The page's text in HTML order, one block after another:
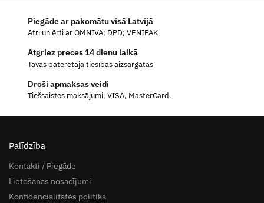
Piegāde ar pakomātu visā Latvijā
Ātri un ērti ar OMNIVA; DPD; VENIPAK
Atgriez preces 14 dienu laikā
Tavas patērētāja tiesības aizsargātas
Droši apmaksas veidi
Tiešsaistes maksājumi, VISA, MasterCard.
Palīdzība
Kontakti / Piegāde
Lietošanas nosacījumi
Konfidencialitātes politika